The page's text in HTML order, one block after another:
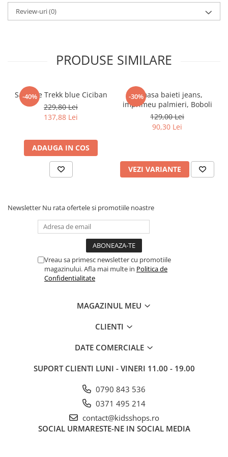
Pijamale
Pulovere/Bolero tricot
Set 2/3 piese maneca lunga
lung
Trening 2/3 piese primavara
Tricouri maneca lunga
Review-uri(0)
PRODUSE SIMILARE
-40%
Sandale Trekk blue Ciciban
229,80 Lei
137,88 Lei
ADAUGA IN COS
-30%
Camasa baieti jeans,
imprimeu palmieri, Boboli
129,00 Lei
90,30 Lei
VEZI VARIANTE
Newsletter Nu rata ofertele si promotiile noastre
Vreau sa primesc newsletter cu promotiile
magazinului. Afla mai multe in Politica de
Confidentialitate
MAGAZINUL MEU
CLIENTI
DATE COMERCIALE
SUPORT CLIENTI LUNI - VINERI 11.00 - 19.00
0790 843 536
0371 495 214
contact@kidsshops.ro
SOCIAL URMARESTE-NE IN SOCIAL MEDIA